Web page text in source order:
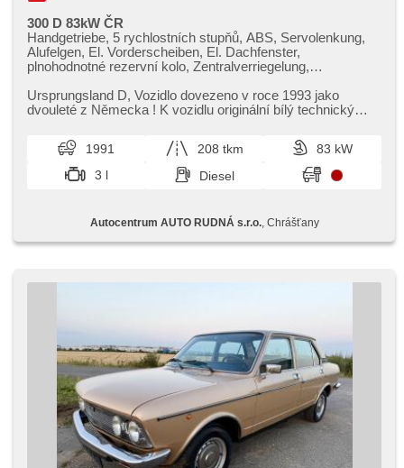
300 D 83kW ČR
Handgetriebe, 5 rychlostních stupňů, ABS, Servolenkung,
Alufelgen, El. Vorderscheiben, El. Dachfenster,
plnohodnotné rezervní kolo, Zentralverriegelung,
Nebelscheinwerfer, Autoradio, zadní loketní opěrka, Getönte
Scheiben, Holzverkleidung, zadní pohon,
Ursprungsland D,​ Vozidlo dovezeno v roce 1993 jako
dvouleté z Německa ! K vozidlu originální bílý technický
1991 208 tkm
83 kW
3 l
Diesel
Autocentrum AUTO RUDNÁ s.r.o., Chrášťany